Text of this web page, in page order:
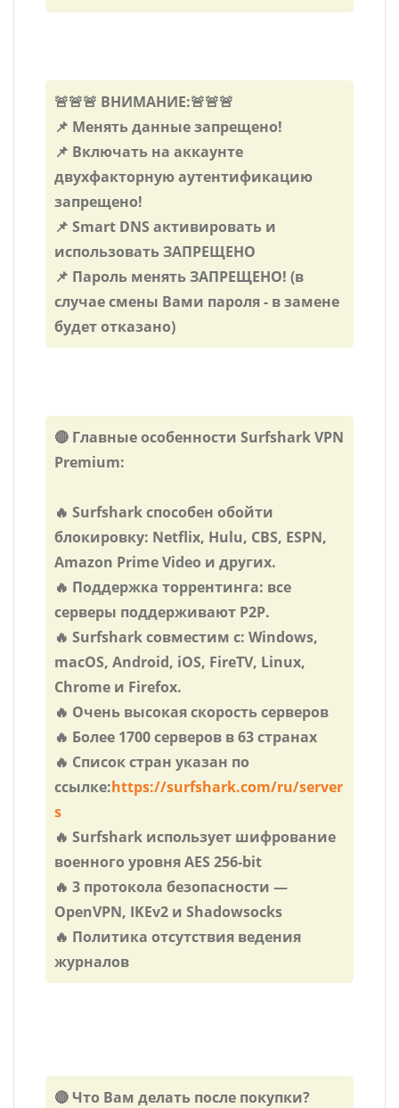
🚨🚨🚨 ВНИМАНИЕ:🚨🚨🚨
📌 Менять данные запрещено!
📌 Включать на аккаунте
двухфакторную аутентификацию
запрещено!
📌 Smart DNS активировать и
использовать ЗАПРЕЩЕНО
📌 Пароль менять ЗАПРЕЩЕНО! (в
случае смены Вами пароля - в замене
будет отказано)
🔴 Главные особенности Surfshark VPN
Premium:
🔥 Surfshark способен обойти
блокировку: Netflix, Hulu, CBS, ESPN,
Amazon Prime Video и других.
🔥 Поддержка торрентинга: все
серверы поддерживают P2P.
🔥 Surfshark совместим с: Windows,
macOS, Android, iOS, FireTV, Linux,
Chrome и Firefox.
🔥 Очень высокая скорость серверов
🔥 Более 1700 серверов в 63 странах
🔥 Список стран указан по
ссылке:https://surfshark.com/ru/server
s
🔥 Surfshark использует шифрование
военного уровня AES 256-bit
🔥 3 протокола безопасности —
OpenVPN, IKEv2 и Shadowsocks
🔥 Политика отсутствия ведения
журналов
🔴 Что Вам делать после покупки?